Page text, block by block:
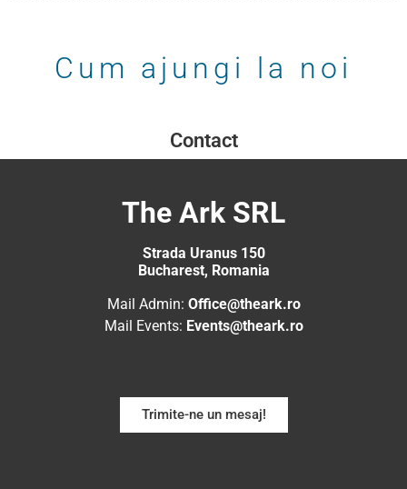
Cum ajungi la noi
Contact
The Ark SRL
Strada Uranus 150
Bucharest, Romania
Mail Admin: Office@theark.ro
Mail Events: Events@theark.ro
Trimite-ne un mesaj!